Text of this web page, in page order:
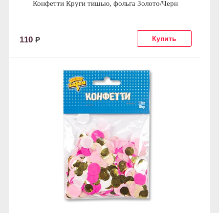
Конфетти Круги тишью, фольга Золото/Черн
110 Р